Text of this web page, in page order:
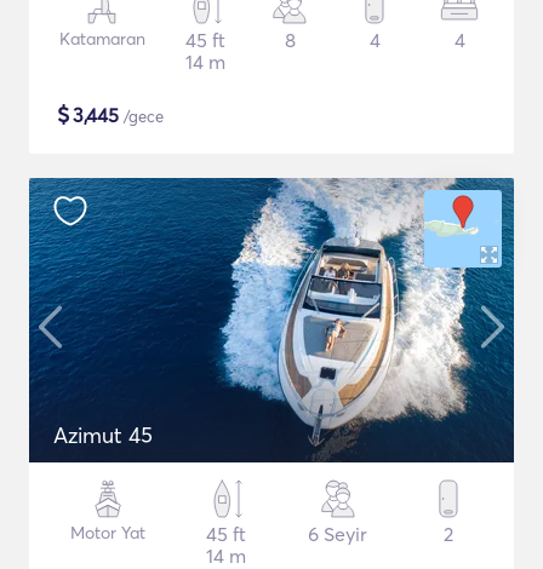
Katamaran
45 ft
14 m
8 4 4
$3,445 /gece
Azimut 45
Motor Yat
45 ft
14 m
6 Seyir 2